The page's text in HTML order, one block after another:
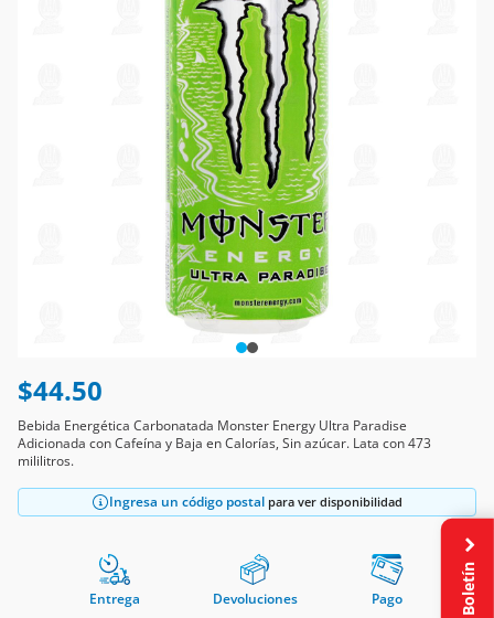
$44.50
Bebida Energética Carbonatada Monster Energy Ultra Paradise
Adicionada con Cafeína y Baja en Calorías, Sin azúcar. Lata con 473
mililitros.
Ingresa un código postal para ver disponibilidad
Entrega Devoluciones Pago Boletín